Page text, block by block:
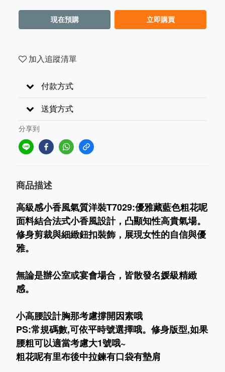
現在預購 立即購買
加入追蹤清單
付款方式
送貨方式
分享到
商品描述
高級感小香風氣質洋裝T7029:優雅藏藍色粗花呢
面料結合法式小香風設計，凸顯知性高貴氣場。
修身剪裁與細緻鈕扣裝飾，展現女性的自信與優
雅。
無論是辦公室或宴會場合，皆散發名媛級精緻
感。
小高腰設計胸那考慮撐開因素哦
PS:常規碼數,可依平時號選擇哦。修身版型,如果
腰粗可以適當考慮大1號哦~
粗花呢有里布後中拉鍊有口袋有墊肩